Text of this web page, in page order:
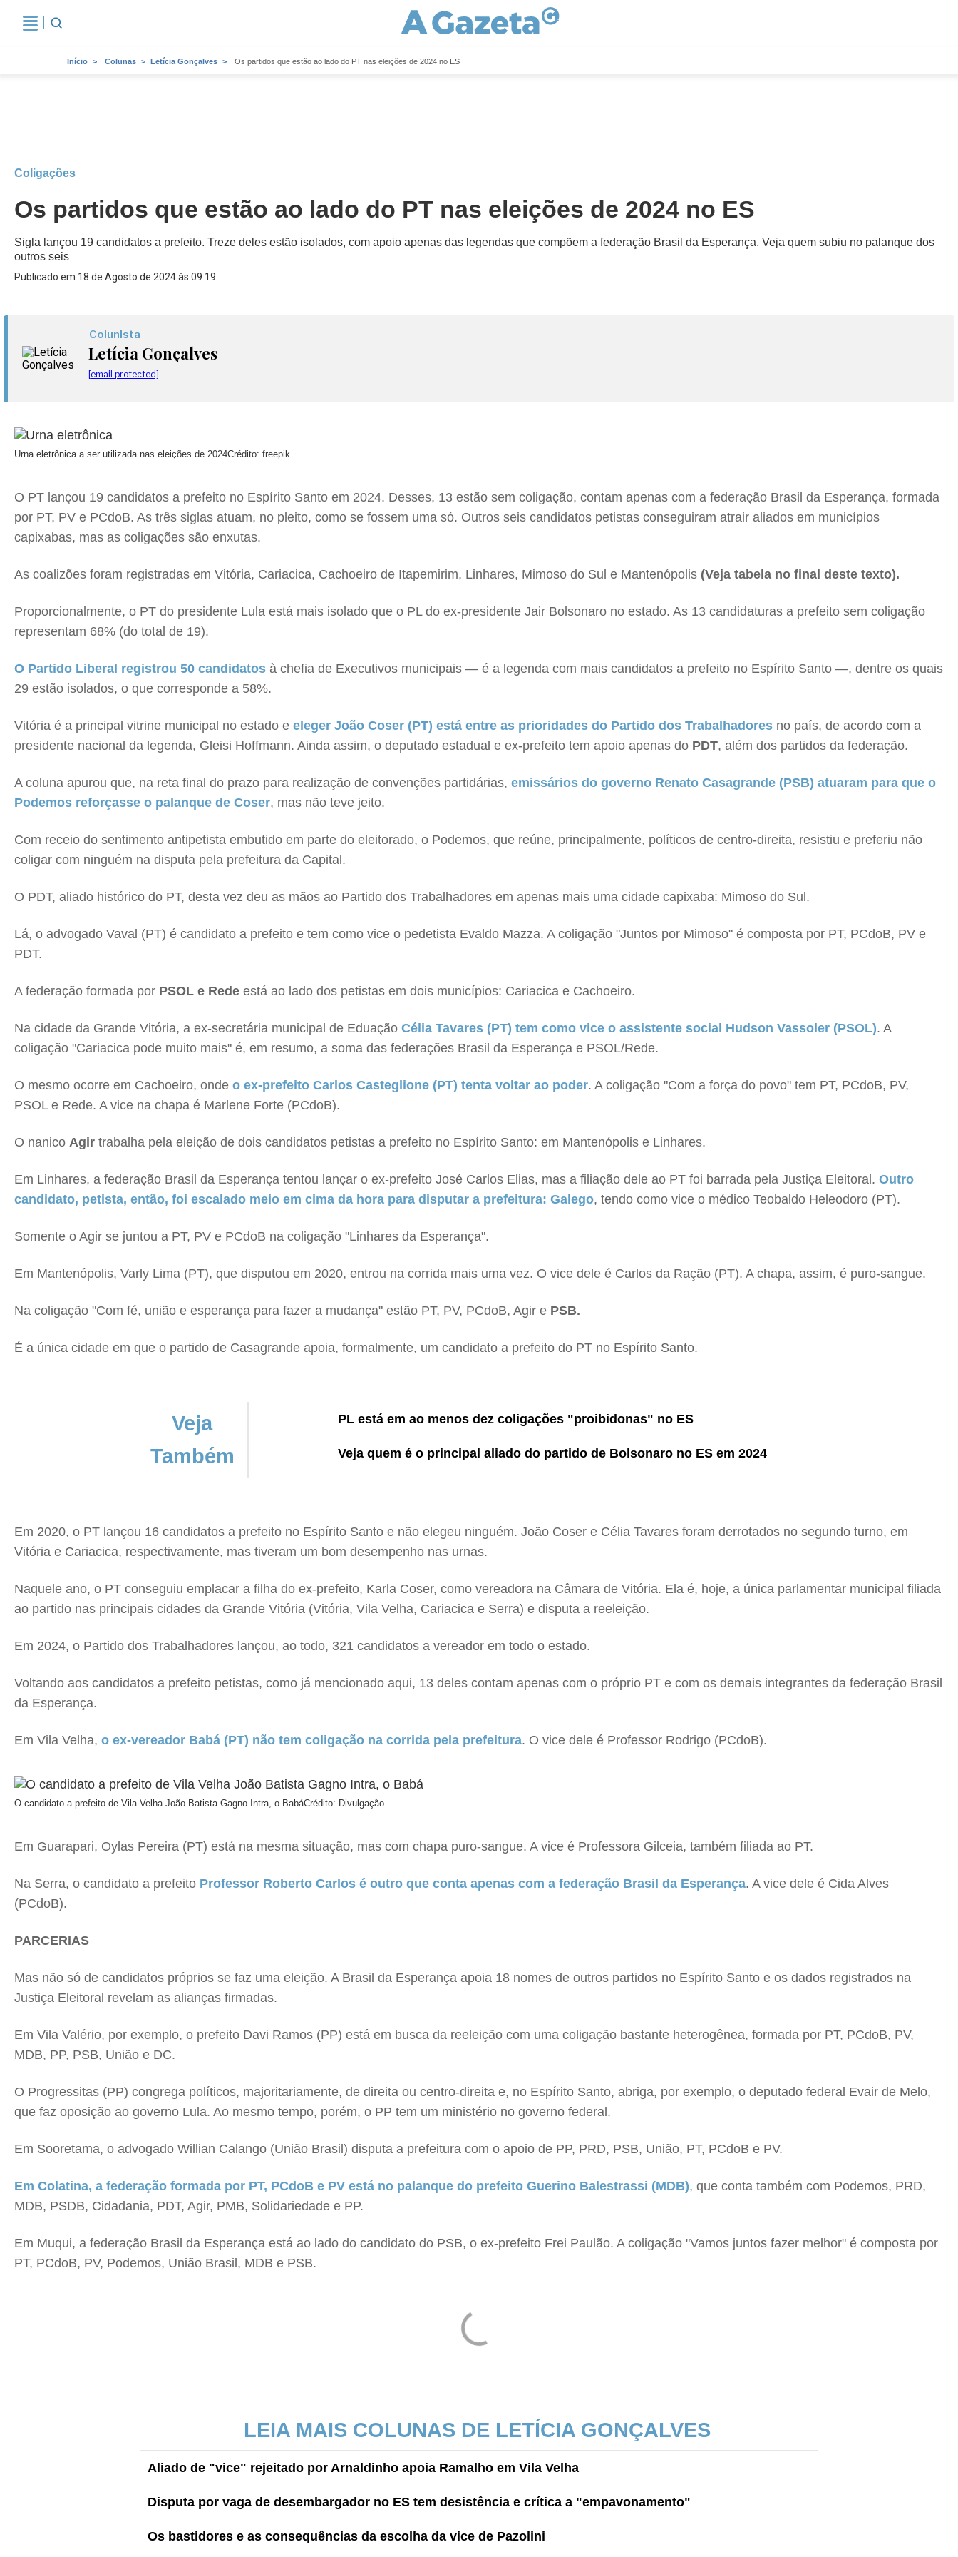
Início Colunas Letícia Gonçalves Os partidos que estão ao lado do PT nas eleições de 2024 no ES
Coligações
Os partidos que estão ao lado do PT nas eleições de 2024 no ES
Sigla lançou 19 candidatos a prefeito. Treze deles estão isolados, com apoio apenas das legendas que compõem a federação Brasil da Esperança. Veja quem subiu no palanque dos
outros seis
Publicado em 18 de Agosto de 2024 às 09:19
Colunista
Letícia Gonçalves
[email protected]
Urna eletrônica a ser utilizada nas eleições de 2024Crédito: freepik
O PT lançou 19 candidatos a prefeito no Espírito Santo em 2024. Desses, 13 estão sem coligação, contam apenas com a federação Brasil da Esperança, formada
por PT, PV e PCdoB. As três siglas atuam, no pleito, como se fossem uma só. Outros seis candidatos petistas conseguiram atrair aliados em municípios
capixabas, mas as coligações são enxutas.
As coalizões foram registradas em Vitória, Cariacica, Cachoeiro de Itapemirim, Linhares, Mimoso do Sul e Mantenópolis (Veja tabela no final deste texto).
Proporcionalmente, o PT do presidente Lula está mais isolado que o PL do ex-presidente Jair Bolsonaro no estado. As 13 candidaturas a prefeito sem coligação
representam 68% (do total de 19).
O Partido Liberal registrou 50 candidatos à chefia de Executivos municipais — é a legenda com mais candidatos a prefeito no Espírito Santo —, dentre os quais
29 estão isolados, o que corresponde a 58%.
Vitória é a principal vitrine municipal no estado e eleger João Coser (PT) está entre as prioridades do Partido dos Trabalhadores no país, de acordo com a
presidente nacional da legenda, Gleisi Hoffmann. Ainda assim, o deputado estadual e ex-prefeito tem apoio apenas do PDT, além dos partidos da federação.
A coluna apurou que, na reta final do prazo para realização de convenções partidárias, emissários do governo Renato Casagrande (PSB) atuaram para que o
Podemos reforçasse o palanque de Coser, mas não teve jeito.
Com receio do sentimento antipetista embutido em parte do eleitorado, o Podemos, que reúne, principalmente, políticos de centro-direita, resistiu e preferiu não
coligar com ninguém na disputa pela prefeitura da Capital.
O PDT, aliado histórico do PT, desta vez deu as mãos ao Partido dos Trabalhadores em apenas mais uma cidade capixaba: Mimoso do Sul.
Lá, o advogado Vaval (PT) é candidato a prefeito e tem como vice o pedetista Evaldo Mazza. A coligação "Juntos por Mimoso" é composta por PT, PCdoB, PV e
PDT.
A federação formada por PSOL e Rede está ao lado dos petistas em dois municípios: Cariacica e Cachoeiro.
Na cidade da Grande Vitória, a ex-secretária municipal de Eduação Célia Tavares (PT) tem como vice o assistente social Hudson Vassoler (PSOL). A
coligação "Cariacica pode muito mais" é, em resumo, a soma das federações Brasil da Esperança e PSOL/Rede.
O mesmo ocorre em Cachoeiro, onde o ex-prefeito Carlos Casteglione (PT) tenta voltar ao poder. A coligação "Com a força do povo" tem PT, PCdoB, PV,
PSOL e Rede. A vice na chapa é Marlene Forte (PCdoB).
O nanico Agir trabalha pela eleição de dois candidatos petistas a prefeito no Espírito Santo: em Mantenópolis e Linhares.
Em Linhares, a federação Brasil da Esperança tentou lançar o ex-prefeito José Carlos Elias, mas a filiação dele ao PT foi barrada pela Justiça Eleitoral. Outro
candidato, petista, então, foi escalado meio em cima da hora para disputar a prefeitura: Galego, tendo como vice o médico Teobaldo Heleodoro (PT).
Somente o Agir se juntou a PT, PV e PCdoB na coligação "Linhares da Esperança".
Em Mantenópolis, Varly Lima (PT), que disputou em 2020, entrou na corrida mais uma vez. O vice dele é Carlos da Ração (PT). A chapa, assim, é puro-sangue.
Na coligação "Com fé, união e esperança para fazer a mudança" estão PT, PV, PCdoB, Agir e PSB.
É a única cidade em que o partido de Casagrande apoia, formalmente, um candidato a prefeito do PT no Espírito Santo.
Veja
Também
PL está em ao menos dez coligações "proibidonas" no ES
Veja quem é o principal aliado do partido de Bolsonaro no ES em 2024
Em 2020, o PT lançou 16 candidatos a prefeito no Espírito Santo e não elegeu ninguém. João Coser e Célia Tavares foram derrotados no segundo turno, em
Vitória e Cariacica, respectivamente, mas tiveram um bom desempenho nas urnas.
Naquele ano, o PT conseguiu emplacar a filha do ex-prefeito, Karla Coser, como vereadora na Câmara de Vitória. Ela é, hoje, a única parlamentar municipal filiada
ao partido nas principais cidades da Grande Vitória (Vitória, Vila Velha, Cariacica e Serra) e disputa a reeleição.
Em 2024, o Partido dos Trabalhadores lançou, ao todo, 321 candidatos a vereador em todo o estado.
Voltando aos candidatos a prefeito petistas, como já mencionado aqui, 13 deles contam apenas com o próprio PT e com os demais integrantes da federação Brasil
da Esperança.
Em Vila Velha, o ex-vereador Babá (PT) não tem coligação na corrida pela prefeitura. O vice dele é Professor Rodrigo (PCdoB).
O candidato a prefeito de Vila Velha João Batista Gagno Intra, o BabáCrédito: Divulgação
Em Guarapari, Oylas Pereira (PT) está na mesma situação, mas com chapa puro-sangue. A vice é Professora Gilceia, também filiada ao PT.
Na Serra, o candidato a prefeito Professor Roberto Carlos é outro que conta apenas com a federação Brasil da Esperança. A vice dele é Cida Alves
(PCdoB).
PARCERIAS
Mas não só de candidatos próprios se faz uma eleição. A Brasil da Esperança apoia 18 nomes de outros partidos no Espírito Santo e os dados registrados na
Justiça Eleitoral revelam as alianças firmadas.
Em Vila Valério, por exemplo, o prefeito Davi Ramos (PP) está em busca da reeleição com uma coligação bastante heterogênea, formada por PT, PCdoB, PV,
MDB, PP, PSB, União e DC.
O Progressitas (PP) congrega políticos, majoritariamente, de direita ou centro-direita e, no Espírito Santo, abriga, por exemplo, o deputado federal Evair de Melo,
que faz oposição ao governo Lula. Ao mesmo tempo, porém, o PP tem um ministério no governo federal.
Em Sooretama, o advogado Willian Calango (União Brasil) disputa a prefeitura com o apoio de PP, PRD, PSB, União, PT, PCdoB e PV.
Em Colatina, a federação formada por PT, PCdoB e PV está no palanque do prefeito Guerino Balestrassi (MDB), que conta também com Podemos, PRD,
MDB, PSDB, Cidadania, PDT, Agir, PMB, Solidariedade e PP.
Em Muqui, a federação Brasil da Esperança está ao lado do candidato do PSB, o ex-prefeito Frei Paulão. A coligação "Vamos juntos fazer melhor" é composta por
PT, PCdoB, PV, Podemos, União Brasil, MDB e PSB.
LEIA MAIS COLUNAS DE LETÍCIA GONÇALVES
Aliado de "vice" rejeitado por Arnaldinho apoia Ramalho em Vila Velha
Disputa por vaga de desembargador no ES tem desistência e crítica a "empavonamento"
Os bastidores e as consequências da escolha da vice de Pazolini